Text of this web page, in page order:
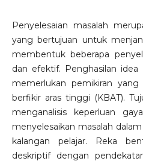
Penyelesaian masalah
yang bertujuan untuk
membentuk beberapa
dan efektif. Penghasilan
memerlukan pemikiran
berfikir aras tinggi (KBAT).
menganalisis keperluan
menyelesaikan masalah
kalangan pelajar. Reka
deskriptif dengan